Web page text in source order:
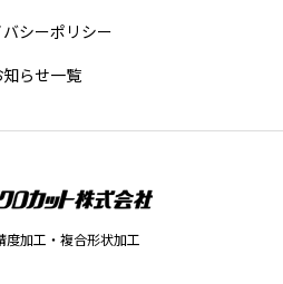
シーポリシー
知らせ一覧
度加工・複合形状加工